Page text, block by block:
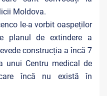
Moldova.
le-a vorbit oaspeților
planul de extindere a
construcția a încă 7
unui Centru medical de
încă nu există în